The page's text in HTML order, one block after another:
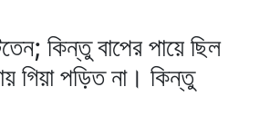
কিন্তু বাপের পায়ে ছিল
গিয়া পড়িত না। কিন্তু